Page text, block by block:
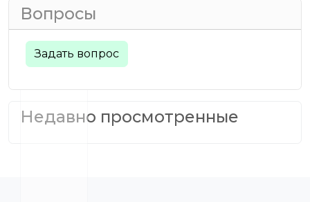
Вопросы
Задать вопрос
Недавно просмотренные